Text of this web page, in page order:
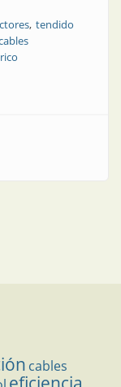
tendido
de energía
cables